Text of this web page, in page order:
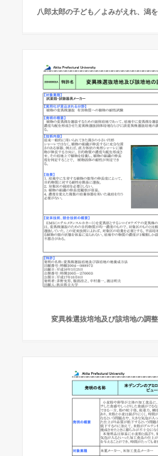
八郎太郎の子ども／よみがえれ、潟
変異株選抜培地及び該培地の調